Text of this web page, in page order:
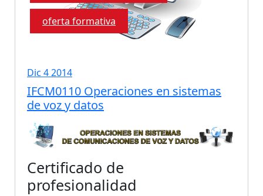
oferta formativa
Dic 4 2014
IFCM0110 Operaciones en sistemas
de voz y datos
Certificado de
profesionalidad